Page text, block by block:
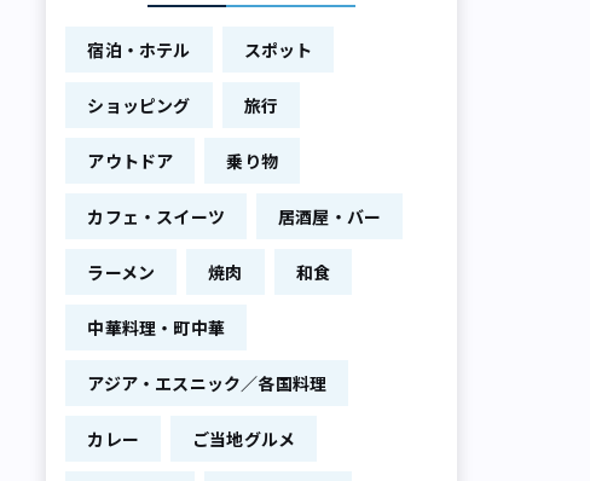
宿泊・ホテル スポット
ショッピング 旅行
アウトドア 乗り物
カフェ・スイーツ 居酒屋・バー
ラーメン 焼肉 和食
中華料理・町中華
アジア・エスニック／各国料理
カレー ご当地グルメ